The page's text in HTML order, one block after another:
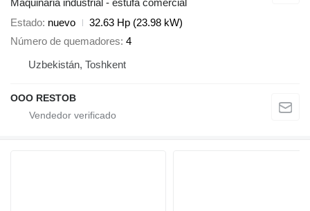
Maquinaria industrial - estufa comercial
Estado nuevo
32.63 Hp (23.98 kW)
Número de quemadores 4
Uzbekistán, Toshkent
OOO RESTOB